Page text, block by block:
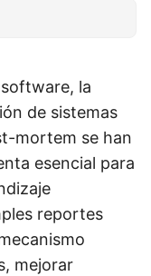
la
de sistemas
mortem se han
esencial para
reportes
mejorar